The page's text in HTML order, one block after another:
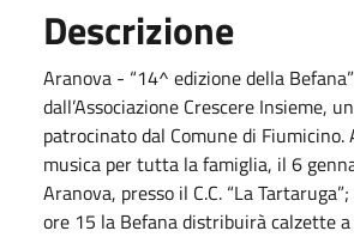
Descrizione
Aranova - “14^ edizione della
dall’Associazione Crescere Insieme,
patrocinato dal Comune di Fiumicino.
musica per tutta la famiglia, il 6
Aranova, presso il C.C. “La
ore 15 la Befana distribuirà calzette